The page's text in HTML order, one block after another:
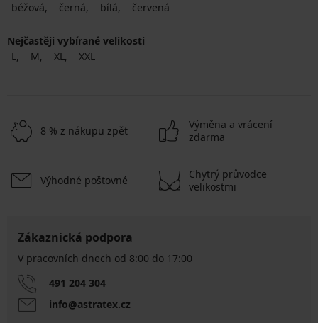
béžová
černá bílá červená
Nejčastěji vybírané velikosti
L
M XL XXL
8 % z nákupu zpět
Výměna a vrácení
zdarma
Výhodné poštovné
Chytrý průvodce
velikostmi
Zákaznická podpora
V pracovních dnech od 8:00 do 17:00
491 204 304
info@astratex.cz